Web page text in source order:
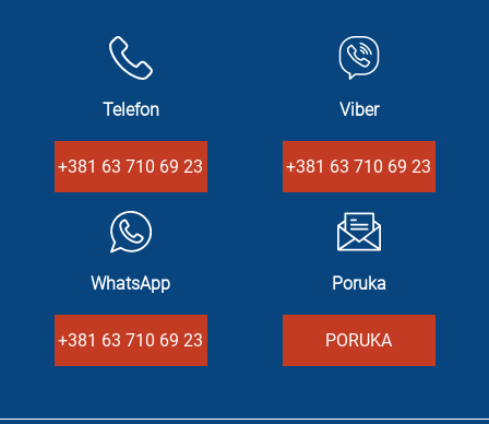
Telefon
+381 63 710 69 23
Viber
+381 63 710 69 23
WhatsApp
+381 63 710 69 23
Poruka
PORUKA